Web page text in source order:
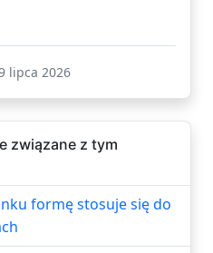
lipca 2026
związane z tym
formę stosuje się do